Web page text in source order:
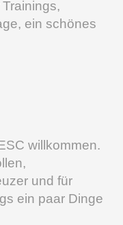
ein schönes
willkommen.
und für
ein paar Dinge